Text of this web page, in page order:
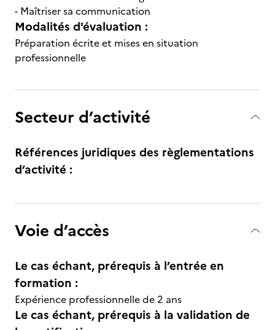
- Maîtriser sa communication
Modalités d'évaluation :
Préparation écrite et mises en situation
professionnelle
Secteur d’activité
Références juridiques des règlementations
d’activité :
Voie d’accès
Le cas échant, prérequis à l’entrée en
formation :
Expérience professionnelle de 2 ans
Le cas échant, prérequis à la validation de